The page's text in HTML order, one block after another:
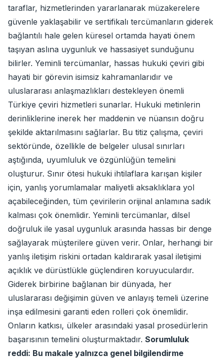
taraflar, hizmetlerinden yararlanarak müzakerelere
güvenle yaklaşabilir ve sertifikalı tercümanların giderek
bağlantılı hale gelen küresel ortamda hayati önem
taşıyan aslına uygunluk ve hassasiyet sunduğunu
bilirler. Yeminli tercümanlar, hassas hukuki çeviri gibi
hayati bir görevin isimsiz kahramanlarıdır ve
uluslararası anlaşmazlıkları destekleyen önemli
Türkiye çeviri hizmetleri sunarlar. Hukuki metinlerin
derinliklerine inerek her maddenin ve nüansın doğru
şekilde aktarılmasını sağlarlar. Bu titiz çalışma, çeviri
sektöründe, özellikle de belgeler ulusal sınırları
aştığında, uyumluluk ve özgünlüğün temelini
oluşturur. Sınır ötesi hukuki ihtilaflara karışan kişiler
için, yanlış yorumlamalar maliyetli aksaklıklara yol
açabileceğinden, tüm çevirilerin orijinal anlamına sadık
kalması çok önemlidir. Yeminli tercümanlar, dilsel
doğruluk ile yasal uygunluk arasında hassas bir denge
sağlayarak müşterilere güven verir. Onlar, herhangi bir
yanlış iletişim riskini ortadan kaldırarak yasal iletişimi
açıklık ve dürüstlükle güçlendiren koruyuculardır.
Giderek birbirine bağlanan bir dünyada, her
uluslararası değişimin güven ve anlayış temeli üzerine
inşa edilmesini garanti eden rolleri çok önemlidir.
Onların katkısı, ülkeler arasındaki yasal prosedürlerin
başarısının temelini oluşturmaktadır. Sorumluluk
reddi: Bu makale yalnızca genel bilgilendirme